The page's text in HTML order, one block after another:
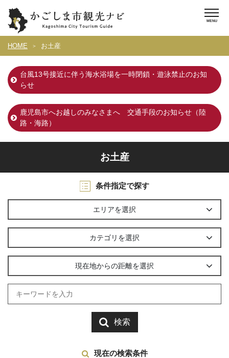
HOME お土産
台風13号接近に伴う海水浴場を一時閉鎖・遊泳禁止のお知
らせ
鹿児島市へお越しのみなさまへ 交通手段のお知らせ（陸
路・海路）
お土産
条件指定で探す
エリアを選択
カテゴリを選択
現在地からの距離を選択
検索
現在の検索条件